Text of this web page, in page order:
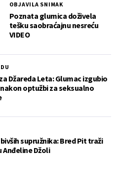
OBJAVILA SNIMAK
Poznata glumica doživela
tešku saobraćajnu nesreću
VIDEO
Džareda Leta: Glumac izgubio
optužbi za seksualno
supružnika: Bred Pit traži
Anđeline Džoli